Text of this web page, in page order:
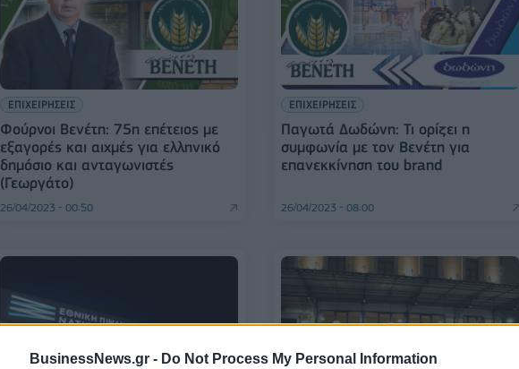
BusinessNews.gr - Do Not Process My Personal Information
ΕΠΙΧΕΙΡΗΣΕΙΣ
Φούρνοι Βενέτη: 75η επέτειος με
εξαγορές και αιχμές για ελληνικό
δημόσιο και ανταγωνιστές
(Γεωργάτο)
26/04/2023 - 00:50
ΕΠΙΧΕΙΡΗΣΕΙΣ
Παγωτά Δωδώνη: Τι ορίζει η
συμφωνία με τον Βενέτη για
επανεκκίνηση του brand
26/04/2023 - 08:00